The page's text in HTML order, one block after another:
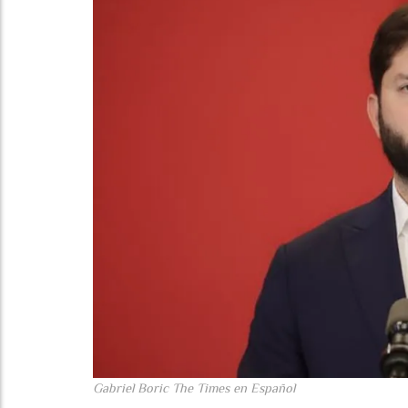
Gabriel Boric The Times en Español